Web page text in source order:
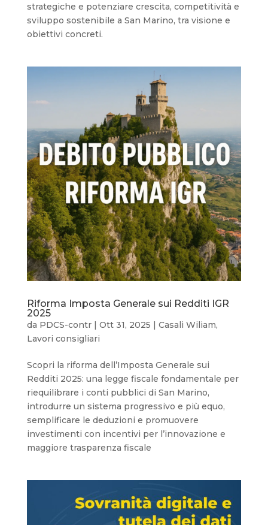
strategiche e potenziare crescita, competitività e
sviluppo sostenibile a San Marino, tra visione e
obiettivi concreti.
Riforma Imposta Generale sui Redditi IGR
2025
da PDCS-contr| Ott 31, 2025 | Casali Wiliam,
Lavori consigliari
Scopri la riforma dell’Imposta Generale sui
Redditi 2025: una legge fiscale fondamentale per
riequilibrare i conti pubblici di San Marino,
introdurre un sistema progressivo e più equo,
semplificare le deduzioni e promuovere
investimenti con incentivi per l’innovazione e
maggiore trasparenza fiscale